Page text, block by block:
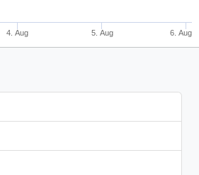
4. Aug 5. Aug 6. Aug